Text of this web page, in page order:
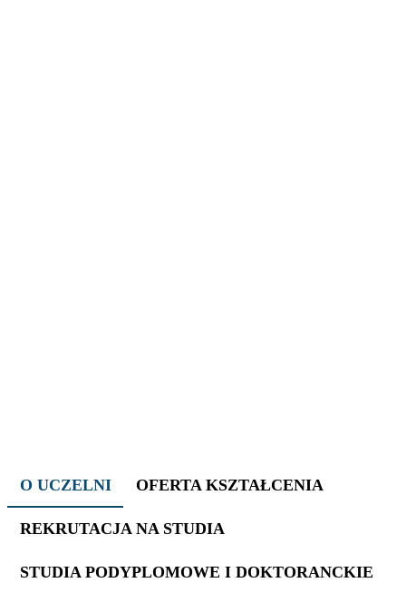
O UCZELNI OFERTA KSZTAŁCENIA
REKRUTACJA NA STUDIA
STUDIA PODYPLOMOWE I DOKTORANCKIE